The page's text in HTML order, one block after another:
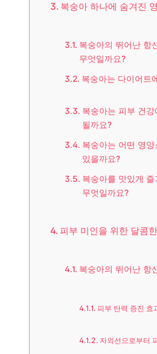
복숭아 하나에 숨겨진
복숭아의 뛰어난 항
무엇일까요?
복숭아는 다이어트
복숭아는 피부 건강
될까요?
복숭아는 어떤 영
있을까요?
복숭아를 맛있게 즐
무엇일까요?
피부 미인을 위한 달콤
복숭아의 뛰어난 항
피부 탄력 증진 효
자외선으로부터